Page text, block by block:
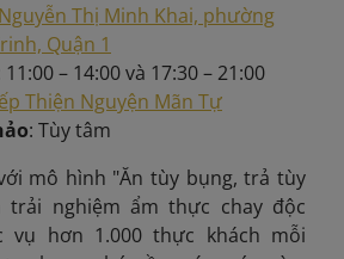
Thị Minh Khai, phường
Quận 1
11:00 – 14:00 và 17:30 – 21:00
Thiện Nguyện Mãn Tự
: Tùy tâm
mô hình "Ăn tùy bụng, trả tùy
trải nghiệm ẩm thực chay độc
vụ hơn 1.000 thực khách mỗi